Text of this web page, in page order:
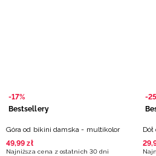
-17%
Bestsellery
Góra od bikini damska - multikolor
49,99 zł
Najniższa cena z ostatnich 30 dni
-
29,